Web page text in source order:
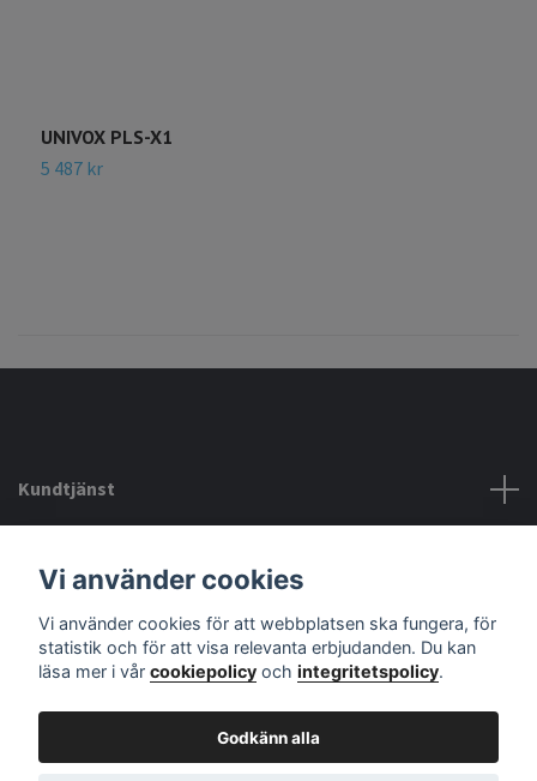
UNIVOX PLS-X1
5 487 kr
Kundtjänst
Sociala medier
Vi använder cookies
Vi använder cookies för att webbplatsen ska fungera, för
statistik och för att visa relevanta erbjudanden. Du kan
läsa mer i vår cookiepolicy och integritetspolicy.
Godkänn alla